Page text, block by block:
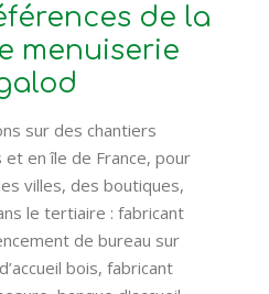
de la
menuiserie
sur des chantiers
et en île de France, pour
villes, des boutiques,
le tertiaire : fabricant
de bureau sur
bois, fabricant